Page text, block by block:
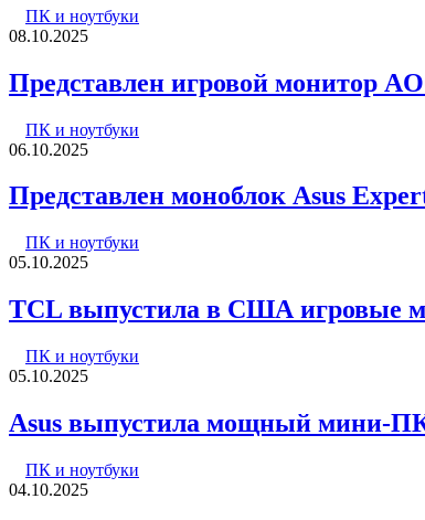
ПК и ноутбуки
08.10.2025
Представлен игровой монитор
ПК и ноутбуки
06.10.2025
Представлен моноблок Asus
ПК и ноутбуки
05.10.2025
TCL выпустила в США игровые
ПК и ноутбуки
05.10.2025
Asus выпустила мощный мини-
ПК и ноутбуки
04.10.2025